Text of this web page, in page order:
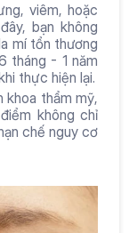
viêm, hoặc
bạn không
mí tổn thương
tháng - 1 năm
thực hiện lại.
khoa thẩm mỹ,
không chỉ
chế nguy cơ